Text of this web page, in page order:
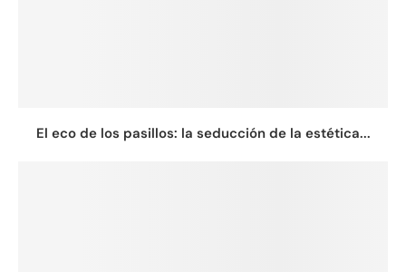
El eco de los pasillos: la seducción de la estética...